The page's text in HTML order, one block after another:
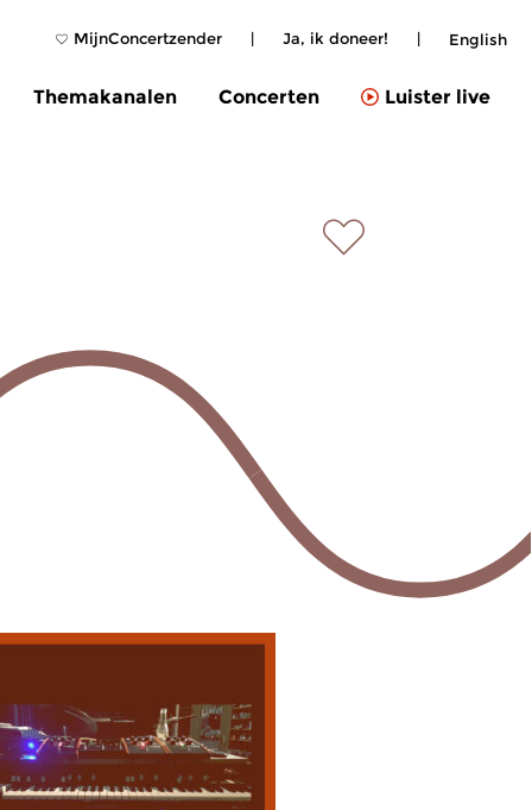
MijnConcertzender | Ja, ik doneer! | English
Themakanalen Concerten Luister live